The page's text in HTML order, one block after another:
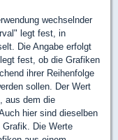
wechselnder
legt fest, in
Die Angabe erfolgt
fest, ob die Grafiken
ihrer Reihenfolge
sollen. Der Wert
aus dem die
hier sind dieselben
Die Werte